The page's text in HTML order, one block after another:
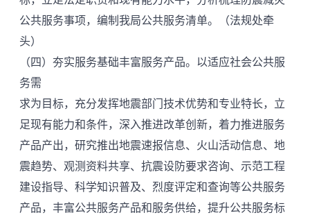
公共服务事项，编制我局公共服务清单。（法规处牵
头）
（四）夯实服务基础丰富服务产品。以适应社会公共服
务需
求为目标，充分发挥地震部门技术优势和专业特长，立
足现有能力和条件，深入推进改革创新，着力推进服务
产品产出，研究推出地震速报信息、火山活动信息、地
震趋势、观测资料共享、抗震设防要求咨询、示范工程
建设指导、科学知识普及、烈度评定和查询等公共服务
产品，丰富公共服务产品和服务供给，提升公共服务标